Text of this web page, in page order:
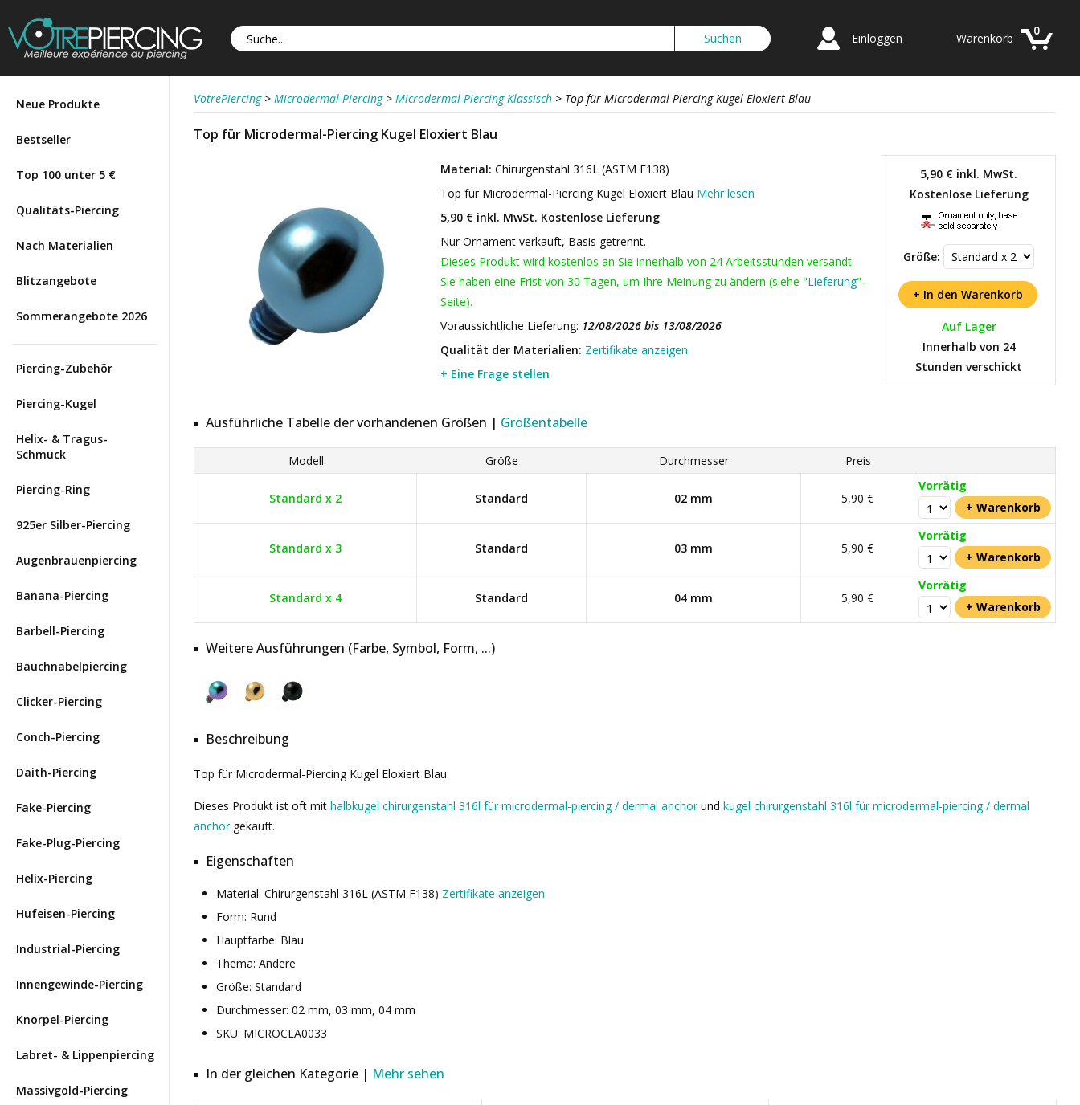
Einloggen
0
Warenkorb
Neue Produkte
Bestseller
Top 100 unter 5 €
Qualitäts-Piercing
Nach Materialien
Blitzangebote
Sommerangebote 2026
Piercing-Zubehör
Piercing-Kugel
Helix- & Tragus-
Schmuck
Piercing-Ring
925er Silber-Piercing
Augenbrauenpiercing
Banana-Piercing
Barbell-Piercing
Bauchnabelpiercing
Clicker-Piercing
Conch-Piercing
Daith-Piercing
Fake-Piercing
Fake-Plug-Piercing
Helix-Piercing
Hufeisen-Piercing
Industrial-Piercing
Innengewinde-Piercing
Knorpel-Piercing
Labret- & Lippenpiercing
Massivgold-Piercing
VotrePiercing > Microdermal-Piercing > Microdermal-Piercing Klassisch > Top für Microdermal-Piercing Kugel Eloxiert Blau
Top für Microdermal-Piercing Kugel Eloxiert Blau
5,90 € inkl. MwSt.
Kostenlose Lieferung
Größe:
Auf Lager
Innerhalb von 24
Stunden verschickt
Material: Chirurgenstahl 316L (ASTM F138)
Top für Microdermal-Piercing Kugel Eloxiert Blau Mehr lesen
5,90 € inkl. MwSt. Kostenlose Lieferung
Nur Ornament verkauft, Basis getrennt.
Dieses Produkt wird kostenlos an Sie innerhalb von 24 Arbeitsstunden versandt.
Sie haben eine Frist von 30 Tagen, um Ihre Meinung zu ändern (siehe "Lieferung"-
Seite).
Voraussichtliche Lieferung: 12/08/2026 bis 13/08/2026
Qualität der Materialien: Zertifikate anzeigen
+ Eine Frage stellen
Ausführliche Tabelle der vorhandenen Größen | Größentabelle
Modell Größe Durchmesser Preis
Standard x 2 Standard 02 mm 5,90 €
Vorrätig
Standard x 3 Standard 03 mm 5,90 €
Vorrätig
Standard x 4 Standard 04 mm 5,90 €
Vorrätig
Weitere Ausführungen (Farbe, Symbol, Form, ...)
Beschreibung
Top für Microdermal-Piercing Kugel Eloxiert Blau.
Dieses Produkt ist oft mit halbkugel chirurgenstahl 316l für microdermal-piercing / dermal anchorund kugel chirurgenstahl 316l für microdermal-piercing / dermal
anchorgekauft.
Eigenschaften
Material: Chirurgenstahl 316L (ASTM F138) Zertifikate anzeigen
Form: Rund
Hauptfarbe: Blau
Thema: Andere
Größe: Standard
Durchmesser: 02 mm, 03 mm, 04 mm
SKU: MICROCLA0033
In der gleichen Kategorie | Mehr sehen